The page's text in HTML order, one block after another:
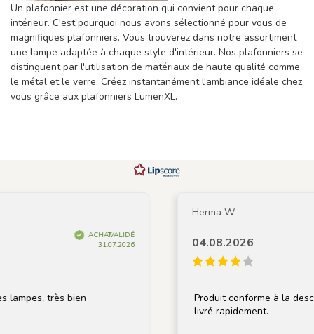
Un plafonnier est une décoration qui convient pour chaque
intérieur. C'est pourquoi nous avons sélectionné pour vous de
magnifiques plafonniers. Vous trouverez dans notre assortiment
une lampe adaptée à chaque style d'intérieur. Nos plafonniers se
distinguent par l'utilisation de matériaux de haute qualité comme
le métal et le verre. Créez instantanément l'ambiance idéale chez
vous grâce aux plafonniers LumenXL.
ACHAT VALIDÉ
31.07.2026
très bien
Herma W
04.08.2026
Produit conforme à la
livré rapidement.